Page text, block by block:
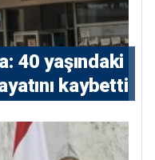
40 yaşındaki
kaybetti